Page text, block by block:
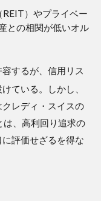
）やプライベー
との相関が低いオル
するが、信用リス
ている 。しかし、
レディ・スイスの
、高利回り追求の
評価せざるを得な